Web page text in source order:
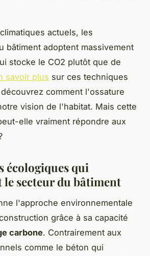
actuels, les
bâtiment adoptent massivement
stocke le CO2 plutôt que de
savoir plus sur ces techniques
comment l'ossature
vision de l'habitat. Mais cette
elle vraiment répondre aux
écologiques qui
secteur du bâtiment
l'approche environnementale
grâce à sa capacité
carbone. Contrairement aux
comme le béton qui